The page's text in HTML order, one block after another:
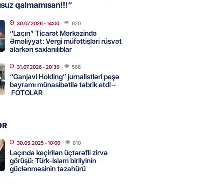
məxsus təyyarə
dron hücumuna məruz
- 17:30 184
min manatlıq qızıl-zinət
oğurlayan şəxs saxlanılıb
tezliklə açılacaq- Tramp
- 17:00 202
qalmamısan!!!“
30.07.2026- 14:00 620
“Laçın” Ticarət Mərkəzində
Əməliyyat: Vergi müfəttişləri rüşvət
alarkən saxlanılıblar
31.07.2026- 20:35 568
“Ganjavi Holding” jurnalistləri peşə
bayramı münasibətilə təbrik etdi –
FOTOLAR
30.05.2025- 10:00 810
Laçında keçirilən üçtərəfli zirvə
görüşü: Türk-İslam birliyinin
güclənməsinin təzahürü